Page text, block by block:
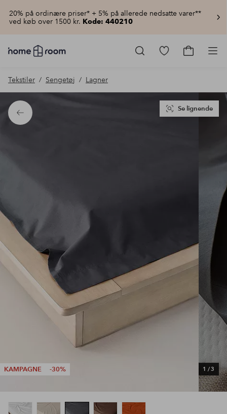
20% på ordinære priser* + 5% på allerede nedsatte varer**
ved køb over 1500 kr. Kode: 440210
Homeroom
–
hjemmet
til
lav
pris
Gå
Gå
Tekstiler Sengetøj Lagner
Tilbage
KAMPAGNE -30% 1 /3
Se lignende